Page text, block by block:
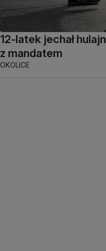
12-latek jechał
z mandatem
OKOLICE